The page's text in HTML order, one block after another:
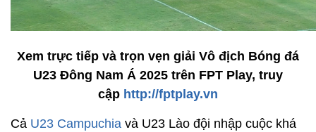
Xem trực tiếp và trọn vẹn giải Vô địch Bóng đá
U23 Đông Nam Á 2025 trên FPT Play, truy
cập http://fptplay.vn
Cả U23 Campuchia và U23 Lào đội nhập cuộc khá